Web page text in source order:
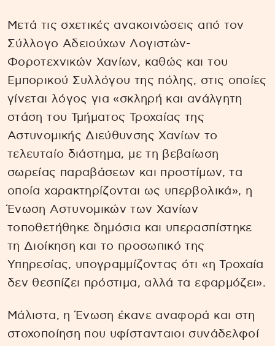
Μετά τις σχετικές ανακοινώσεις από τον
Σύλλογο Αδειούχων Λογιστών-
Φοροτεχνικών Χανίων, καθώς και του
Εμπορικού Συλλόγου της πόλης, στις οποίες
γίνεται λόγος για «σκληρή και ανάλγητη
στάση του Τμήματος Τροχαίας της
Αστυνομικής Διεύθυνσης Χανίων το
τελευταίο διάστημα, με τη βεβαίωση
σωρείας παραβάσεων και προστίμων, τα
οποία χαρακτηρίζονται ως υπερβολικά», η
Ένωση Αστυνομικών των Χανίων
τοποθετήθηκε δημόσια και υπερασπίστηκε
τη Διοίκηση και το προσωπικό της
Υπηρεσίας, υπογραμμίζοντας ότι «η Τροχαία
δεν θεσπίζει πρόστιμα, αλλά τα εφαρμόζει».
Μάλιστα, η Ένωση έκανε αναφορά και στη
στοχοποίηση που υφίστανταιοι συνάδελφοί